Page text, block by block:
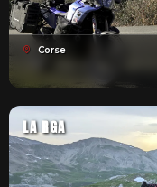
Corse
LA RGA